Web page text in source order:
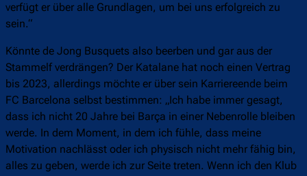
verfügt er über alle Grundlagen, um bei uns erfolgreich zu
sein.“
Könnte de Jong Busquets also beerben und gar aus der
Stammelf verdrängen? Der Katalane hat noch einen Vertrag
bis 2023, allerdings möchte er über sein Karriereende beim
FC Barcelona selbst bestimmen: „Ich habe immer gesagt,
dass ich nicht 20 Jahre bei Barça in einer Nebenrolle bleiben
werde. In dem Moment, in dem ich fühle, dass meine
Motivation nachlässt oder ich physisch nicht mehr fähig bin,
alles zu geben, werde ich zur Seite treten. Wenn ich den Klub